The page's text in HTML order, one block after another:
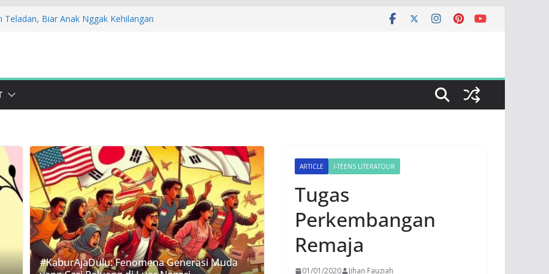
Teladan, Biar Anak Nggak Kehilangan
Lawan Kekerasan Lewat Kampanye
ARTICLE I-TEENS LITERATOUR
Tugas
Perkembangan
Remaja
01/01/2020 Jihan Fauziah
#KaburAjaDulu: Fenomena Generasi Muda